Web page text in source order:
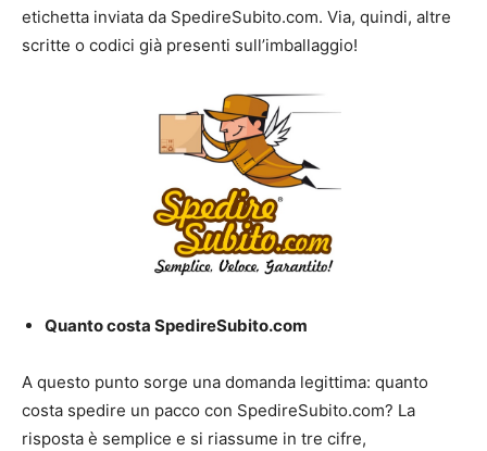
etichetta inviata da SpedireSubito.com. Via, quindi, altre
scritte o codici già presenti sull’imballaggio!
Quanto costa SpedireSubito.com
A questo punto sorge una domanda legittima: quanto
costa spedire un pacco con SpedireSubito.com? La
risposta è semplice e si riassume in tre cifre,